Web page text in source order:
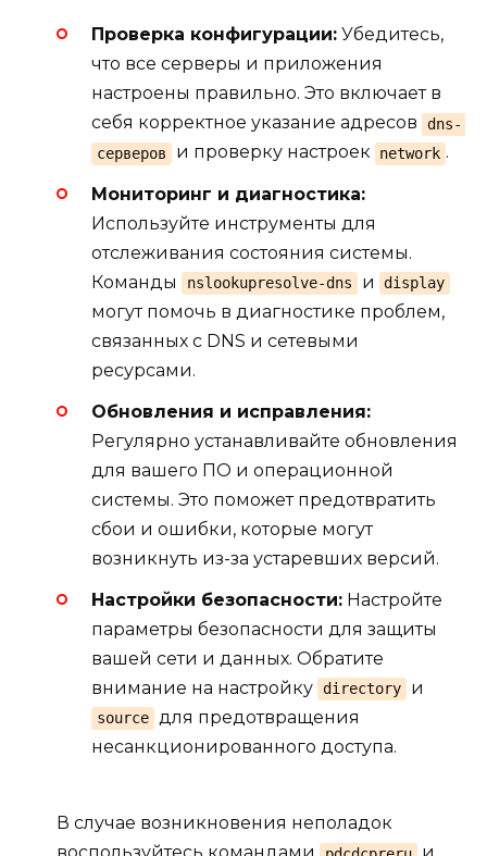
Проверка конфигурации: Убедитесь,
что все серверы и приложения
настроены правильно. Это включает в
себя корректное указание адресов
dns-
серверов
и проверку настроек network .
Мониторинг и диагностика:
Используйте инструменты для
отслеживания состояния системы.
Команды
nslookupresolve-dns и display
могут помочь в диагностике проблем,
связанных с DNS и сетевыми
ресурсами.
Обновления и исправления:
Регулярно устанавливайте обновления
для вашего ПО и операционной
системы. Это поможет предотвратить
сбои и ошибки, которые могут
возникнуть из-за устаревших версий.
Настройки безопасности: Настройте
параметры безопасности для защиты
вашей сети и данных. Обратите
внимание на настройку directory и
source для предотвращения
несанкционированного доступа.
В случае возникновения неполадок